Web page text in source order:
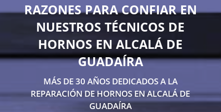
RAZONES PARA CONFIAR EN
NUESTROS TÉCNICOS DE
HORNOS EN ALCALÁ DE
GUADAÍRA
MÁS DE 30 AÑOS DEDICADOS A LA
REPARACIÓN DE HORNOS EN ALCALÁ DE
GUADAÍRA